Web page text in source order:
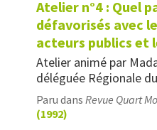
Atelier n°4 : Quel
défavorisés avec
acteurs publics et
Atelier animé par
déléguée Régionale
Paru dans Revue Quart
(1992)